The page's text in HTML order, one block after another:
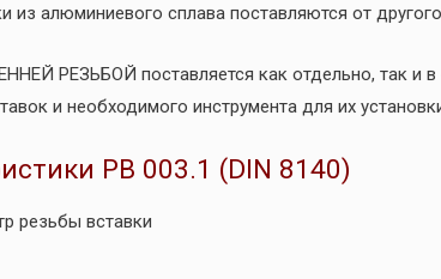
из алюминиевого сплава поставляются от
РЕЗЬБОЙ поставляется как отдельно, так и в
и необходимого инструмента для их
РВ 003.1 (DIN 8140)
резьбы вставки